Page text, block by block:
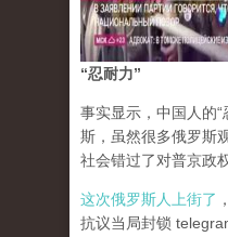
“忍耐力”
事实显示，中国人的
斯，虽然很多俄罗斯
社会错过了对普京政
这次俄罗斯人上街了
抗议当局封锁